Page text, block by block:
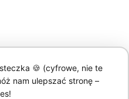
🍪 (cyfrowe, nie te
nam ulepszać stronę –